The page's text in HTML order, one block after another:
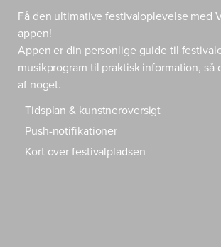
Få den ultimative festivaloplevelse med
appen!
Appen er din personlige guide til
musikprogram til praktisk information, så
af noget.
Tidsplan & kunstneroversigt
Push-notifikationer
Kort over festivalpladsen